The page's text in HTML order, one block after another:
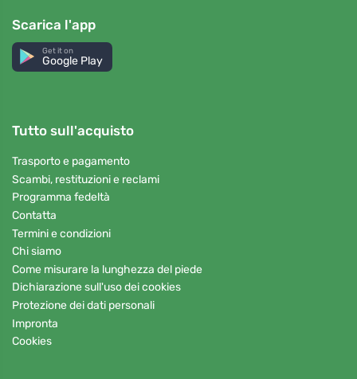
Scarica l'app
Get it on
Google Play
Tutto sull'acquisto
Trasporto e pagamento
Scambi, restituzioni e reclami
Programma fedeltà
Contatta
Termini e condizioni
Chi siamo
Come misurare la lunghezza del piede
Dichiarazione sull'uso dei cookies
Protezione dei dati personali
Impronta
Cookies